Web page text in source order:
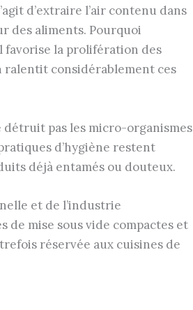
d’extraire l’air contenu dans
des aliments. Pourquoi
favorise la prolifération des
ralentit considérablement ces
détruit pas les micro-organismes
d’hygiène restent
déjà entamés ou douteux.
et de l’industrie
de mise sous vide compactes et
réservée aux cuisines de